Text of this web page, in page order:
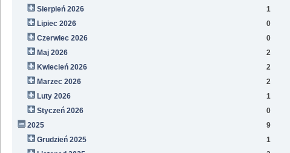
Sierpień 2026
1
Lipiec 2026
0
Czerwiec 2026
0
Maj 2026
2
Kwiecień 2026
2
Marzec 2026
2
Luty 2026
1
Styczeń 2026
0
2025
9
Grudzień 2025
1